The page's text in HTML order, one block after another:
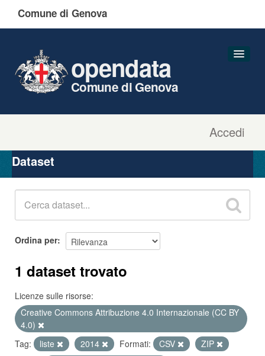
Comune di Genova
Accedi
opendata
Comune di Genova
Organizzazioni
Gruppi
Dataset
Ordina per
1 dataset trovato
Licenze sulle risorse:
Creative Commons Attribuzione 4.0 Internazionale (CC BY
4.0)
Tag:
liste 2014 Formati: CSV
ZIP